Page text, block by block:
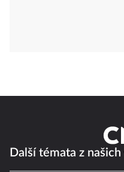
Další témata z